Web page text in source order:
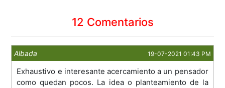
12 Comentarios
Albada 19-07-2021 01:43 PM
Exhaustivo e interesante acercamiento a un pensador
como quedan pocos. La idea o planteamiento de la